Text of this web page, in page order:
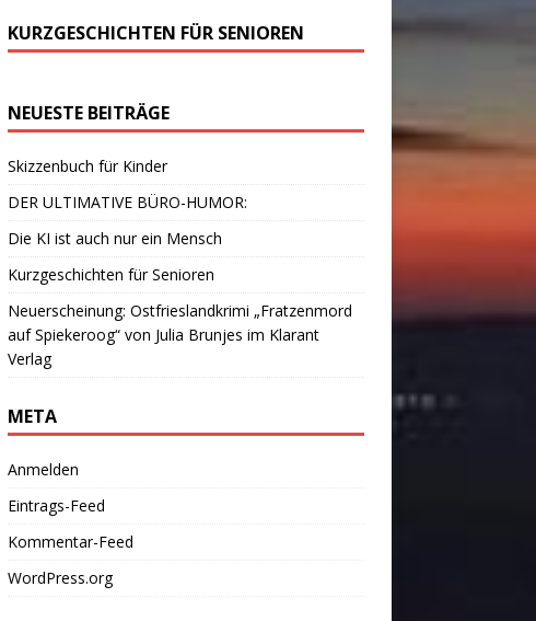
KURZGESCHICHTEN FÜR SENIOREN
NEUESTE BEITRÄGE
Skizzenbuch für Kinder
DER ULTIMATIVE BÜRO-HUMOR:
Die KI ist auch nur ein Mensch
Kurzgeschichten für Senioren
Neuerscheinung: Ostfrieslandkrimi „Fratzenmord
auf Spiekeroog“ von Julia Brunjes im Klarant
Verlag
META
Anmelden
Eintrags-Feed
Kommentar-Feed
WordPress.org